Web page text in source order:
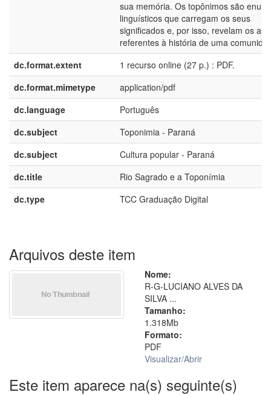
sua memória. Os topônimos são
linguísticos que carregam os seus
significados e, por isso, revelam os
referentes à história de uma
dc.format.extent
1 recurso online (27 p.) : PDF.
dc.format.mimetype
application/pdf
dc.language
Português
dc.subject
Toponimia - Paraná
dc.subject
Cultura popular - Paraná
dc.title
Rio Sagrado e a Toponímia
dc.type
TCC Graduação Digital
Arquivos deste item
Nome:
R-G-LUCIANO ALVES DA
SILVA ...
Tamanho:
1.318Mb
Formato:
PDF
Visualizar/Abrir
Este item aparece na(s) seguinte(s)